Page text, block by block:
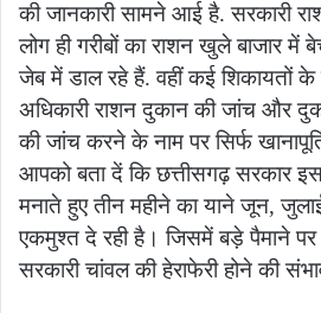
की जानकारी सामने आई है. सरकारी
लोग ही गरीबों का राशन खुले बाजार में
जेब में डाल रहे हैं. वहीं कई शिकायतों के
अधिकारी राशन दुकान की जांच और
की जांच करने के नाम पर सिर्फ
आपको बता दें कि छत्तीसगढ़ सरकार इस
मनाते हुए तीन महीने का याने जून,
एकमुश्त दे रही है। जिसमें बड़े पैमाने
सरकारी चांवल की हेराफेरी होने की